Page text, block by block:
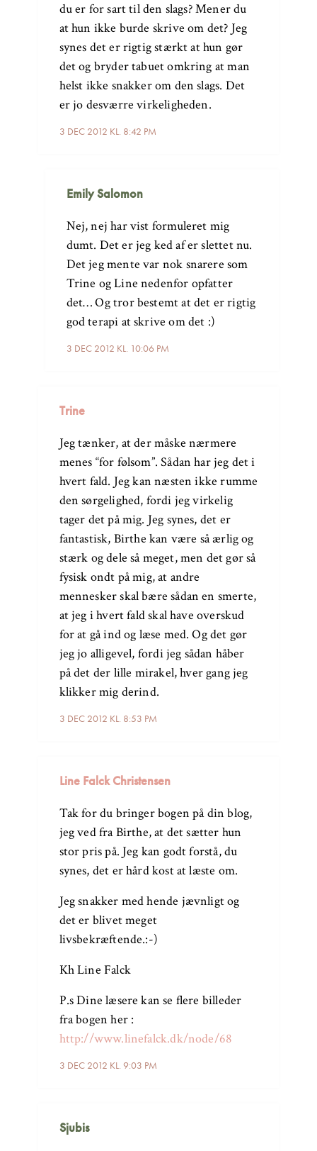
3 DEC 2012 KL. 8:42 PM
du er for sart til den slags? Mener du
at hun ikke burde skrive om det? Jeg
synes det er rigtig stærkt at hun gør
det og bryder tabuet omkring at man
helst ikke snakker om den slags. Det
er jo desværre virkeligheden.
Emily Salomon
3 DEC 2012 KL. 10:06 PM
Nej, nej har vist formuleret mig
dumt. Det er jeg ked af er slettet nu.
Det jeg mente var nok snarere som
Trine og Line nedenfor opfatter
det… Og tror bestemt at det er rigtig
god terapi at skrive om det :)
Trine
3 DEC 2012 KL. 8:53 PM
Jeg tænker, at der måske nærmere
menes “for følsom”. Sådan har jeg det i
hvert fald. Jeg kan næsten ikke rumme
den sørgelighed, fordi jeg virkelig
tager det på mig. Jeg synes, det er
fantastisk, Birthe kan være så ærlig og
stærk og dele så meget, men det gør så
fysisk ondt på mig, at andre
mennesker skal bære sådan en smerte,
at jeg i hvert fald skal have overskud
for at gå ind og læse med. Og det gør
jeg jo alligevel, fordi jeg sådan håber
på det der lille mirakel, hver gang jeg
klikker mig derind.
Line Falck Christensen
3 DEC 2012 KL. 9:03 PM
Tak for du bringer bogen på din blog,
jeg ved fra Birthe, at det sætter hun
stor pris på. Jeg kan godt forstå, du
synes, det er hård kost at læste om.
Jeg snakker med hende jævnligt og
det er blivet meget
livsbekræftende.:-)
Kh Line Falck
P.s Dine læsere kan se flere billeder
fra bogen her :
http://www.linefalck.dk/node/68
Sjubis